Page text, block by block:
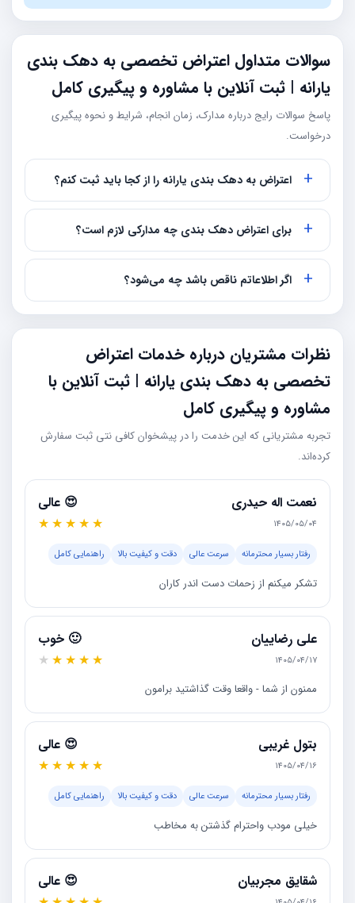
سوالات متداول اعتراض تخصصی به دهک بندی
یارانه | ثبت آنلاین با مشاوره و پیگیری کامل
پاسخ سوالات رایج درباره مدارک، زمان انجام، شرایط و نحوه پیگیری
درخواست.
اعتراض به دهک بندی یارانه را از کجا باید ثبت کنم؟
برای اعتراض دهک بندی چه مدارکی لازم است؟
اگر اطلاعاتم ناقص باشد چه می‌شود؟
نظرات مشتریان درباره خدمات اعتراض
تخصصی به دهک بندی یارانه | ثبت آنلاین با
مشاوره و پیگیری کامل
تجربه مشتریانی که این خدمت را در پیشخوان کافی نتی ثبت سفارش
کرده‌اند.
نعمت اله حیدری
۱۴۰۵/۰۵/۰۴
😍 عالی
★
★
★
★
★
رفتار بسیار محترمانه سرعت عالی دقت و کیفیت بالا راهنمایی کامل
تشکر میکنم از زحمات دست اندر کاران
علی رضاییان
۱۴۰۵/۰۴/۱۷
🙂 خوب
★
★
★
★
★
ممنون از شما - واقعا وقت گذاشتید برامون
بتول غریبی
۱۴۰۵/۰۴/۱۶
😍 عالی
★
★
★
★
★
رفتار بسیار محترمانه سرعت عالی دقت و کیفیت بالا راهنمایی کامل
خیلی مودب واحترام گذشتن به مخاطب
شقایق مجربیان
😍 عالی